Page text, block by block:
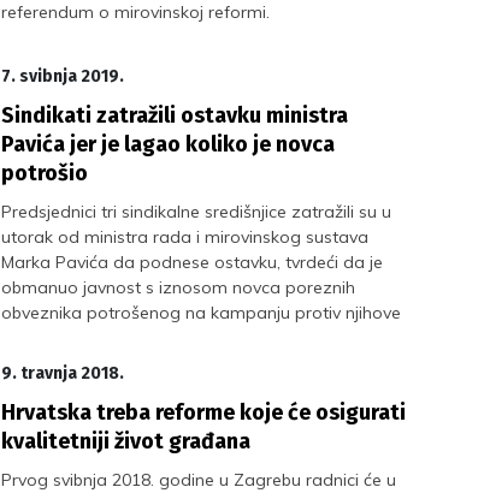
referendum o mirovinskoj reformi.
7. svibnja 2019.
Sindikati zatražili ostavku ministra
Pavića jer je lagao koliko je novca
potrošio
Predsjednici tri sindikalne središnjice zatražili su u
utorak od ministra rada i mirovinskog sustava
Marka Pavića da podnese ostavku, tvrdeći da je
obmanuo javnost s iznosom novca poreznih
obveznika potrošenog na kampanju protiv njihove
9. travnja 2018.
Hrvatska treba reforme koje će osigurati
kvalitetniji život građana
Prvog svibnja 2018. godine u Zagrebu radnici će u